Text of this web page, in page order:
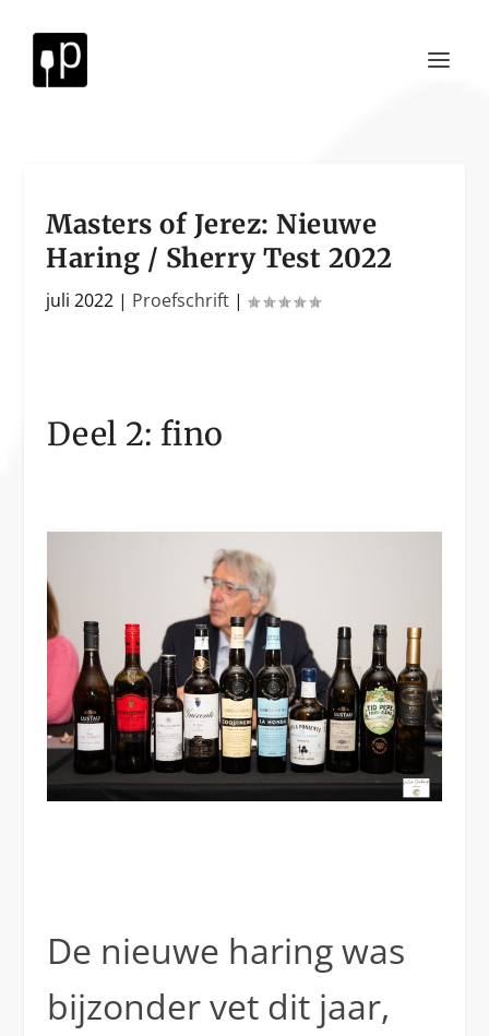
Masters of Jerez: Nieuwe
Haring / Sherry Test 2022
juli 2022 | Proefschrift |
Deel 2: fino
De nieuwe haring was
bijzonder vet dit jaar,